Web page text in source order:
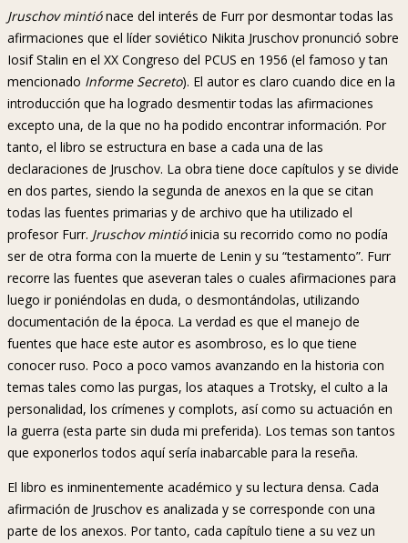
Jruschov mintiónace del interés de Furr por desmontar todas las
afirmaciones que el líder soviético Nikita Jruschov pronunció sobre
Iosif Stalin en el XX Congreso del PCUS en 1956 (el famoso y tan
mencionado Informe Secreto). El autor es claro cuando dice en la
introducción que ha logrado desmentir todas las afirmaciones
excepto una, de la que no ha podido encontrar información. Por
tanto, el libro se estructura en base a cada una de las
declaraciones de Jruschov. La obra tiene doce capítulos y se divide
en dos partes, siendo la segunda de anexos en la que se citan
todas las fuentes primarias y de archivo que ha utilizado el
profesor Furr. Jruschov mintióinicia su recorrido como no podía
ser de otra forma con la muerte de Lenin y su “testamento”. Furr
recorre las fuentes que aseveran tales o cuales afirmaciones para
luego ir poniéndolas en duda, o desmontándolas, utilizando
documentación de la época. La verdad es que el manejo de
fuentes que hace este autor es asombroso, es lo que tiene
conocer ruso. Poco a poco vamos avanzando en la historia con
temas tales como las purgas, los ataques a Trotsky, el culto a la
personalidad, los crímenes y complots, así como su actuación en
la guerra (esta parte sin duda mi preferida). Los temas son tantos
que exponerlos todos aquí sería inabarcable para la reseña.
El libro es inminentemente académico y su lectura densa. Cada
afirmación de Jruschov es analizada y se corresponde con una
parte de los anexos. Por tanto, cada capítulo tiene a su vez un